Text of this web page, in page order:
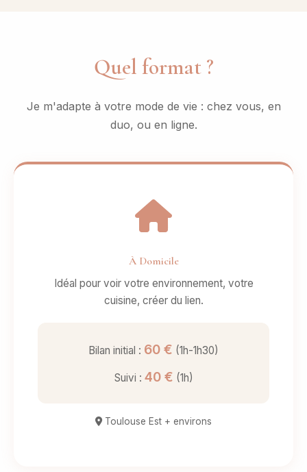
Quel format ?
Je m'adapte à votre mode de vie : chez vous, en
duo, ou en ligne.
À Domicile
Idéal pour voir votre environnement, votre
cuisine, créer du lien.
Bilan initial : 60 € (1h-1h30)
Suivi : 40 € (1h)
Toulouse Est + environs